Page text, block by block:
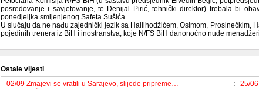
posredovanje i savjetovanje, te Denijal Pirić, tehnički direktor) trebala bi
ponedjeljka smijenjenog Safeta Sušića.
U slučaju da ne nađu zajednički jezik sa Halilhodžićem, Osimom, Prosinečkim,
pojedinih trenera iz BiH i inostranstva, koje N/FS BiH danonoćno nude
Ostale vijesti
02/09 Zmajevi se vratili u Sarajevo, slijede pripreme…
25/